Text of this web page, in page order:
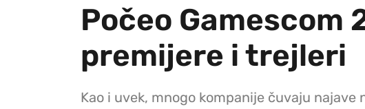
Počeo
premijere i trejleri
Kao i uvek, mnogo kompanije čuvaju